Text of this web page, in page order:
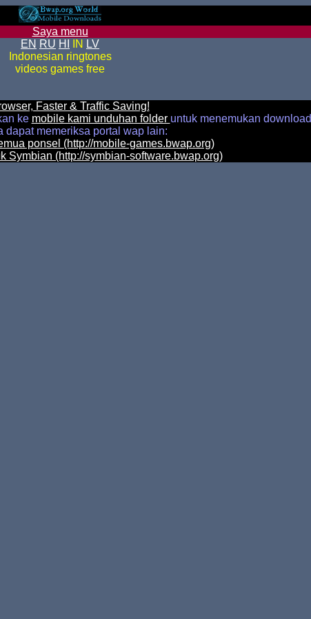
Saya menu
EN RU HI IN LV
Indonesian ringtones
videos games free
Faster & Traffic Saving!
ke mobile kami unduhan folder untuk menemukan download
dapat memeriksa portal wap lain:
ponsel (http://mobile-games.bwap.org)
Symbian (http://symbian-software.bwap.org)